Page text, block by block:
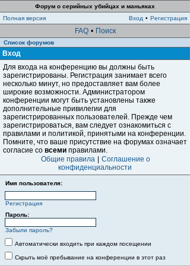
Форум о серийных убийцах и маньяках
Полная версия
Вход • Регистрация
FAQ • Поиск
Список форумов
Вход
Для входа на конференцию вы должны быть
зарегистрированы. Регистрация занимает всего
несколько минут, но предоставляет вам более
широкие возможности. Администратором
конференции могут быть установлены также
дополнительные привилегии для
зарегистрированных пользователей. Прежде чем
зарегистрироваться, вам следует ознакомиться с
правилами и политикой, принятыми на конференции.
Помните, что ваше присутствие на форумах означает
согласие со всеми правилами.
Общие правила
Соглашение о
конфиденциальности
Имя пользователя:
Регистрация
Пароль:
Забыли пароль?
Автоматически входить при каждом посещении
Скрыть моё пребывание на конференции в этот раз